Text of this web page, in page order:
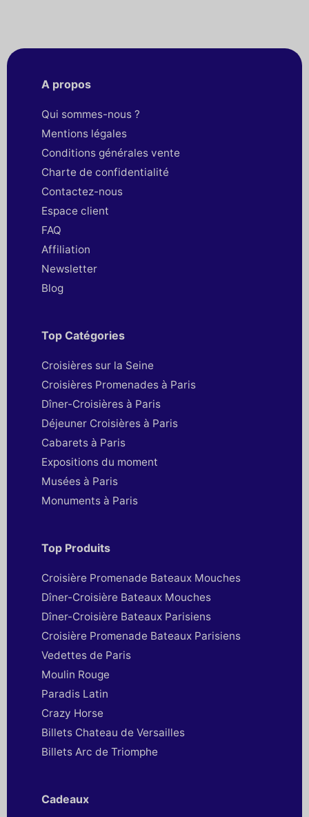
A propos
Qui sommes-nous ?
Mentions légales
Conditions générales vente
Charte de confidentialité
Contactez-nous
Espace client
FAQ
Affiliation
Newsletter
Blog
Top Catégories
Croisières sur la Seine
Croisières Promenades à Paris
Dîner-Croisières à Paris
Déjeuner Croisières à Paris
Cabarets à Paris
Expositions du moment
Musées à Paris
Monuments à Paris
Top Produits
Croisière Promenade Bateaux Mouches
Dîner-Croisière Bateaux Mouches
Dîner-Croisière Bateaux Parisiens
Croisière Promenade Bateaux Parisiens
Vedettes de Paris
Moulin Rouge
Paradis Latin
Crazy Horse
Billets Chateau de Versailles
Billets Arc de Triomphe
Cadeaux